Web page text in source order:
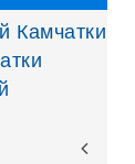
Камчатки